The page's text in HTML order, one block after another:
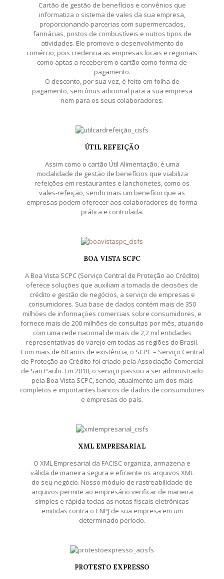
Cartão de gestão de benefícios e convênios que
informatiza o sistema de vales da sua empresa,
proporcionando parcerias com supermercados,
farmácias, postos de combustíveis e outros tipos de
atividades. Ele promove o desenvolvimento do
comércio, pois credencia as empresas locais e regionais
como aptas a receberem o cartão como forma de
pagamento.
O desconto, por sua vez, é feito em folha de
pagamento, sem ônus adicional para a sua empresa
nem para os seus colaboradores.
ÚTIL REFEIÇÃO
Assim como o cartão Útil Alimentação, é uma
modalidade de gestão de benefícios que viabiliza
refeições em restaurantes e lanchonetes, como os
vales-refeição, sendo mais um benefício que as
empresas podem oferecer aos colaboradores de forma
prática e controlada.
BOA VISTA SCPC
A Boa Vista SCPC (Serviço Central de Proteção ao Crédito)
oferece soluções que auxiliam a tomada de decisões de
crédito e gestão de negócios, a serviço de empresas e
consumidores. Sua base de dados contém mais de 350
milhões de informações comerciais sobre consumidores, e
fornece mais de 200 milhões de consultas por mês, atuando
com uma rede nacional de mais de 2,2 mil entidades
representativas do varejo em todas as regiões do Brasil.
Com mais de 60 anos de existência, o SCPC – Serviço Central
de Proteção ao Crédito foi criado pela Associação Comercial
de São Paulo. Em 2010, o serviço passou a ser administrado
pela Boa Vista SCPC, sendo, atualmente um dos mais
completos e importantes bancos de dados de consumidores
e empresas do país.
XML EMPRESARIAL
O XML Empresarial da FACISC organiza, armazena e
válida de maneira segura e eficiente os arquivos XML
do seu negócio. Nosso módulo de rastreabilidade de
arquivos permite ao empresário verificar de maneira
simples e rápida todas as notas fiscais eletrônicas
emitidas contra o CNPJ de sua empresa em um
determinado período.
PROTESTO EXPRESSO